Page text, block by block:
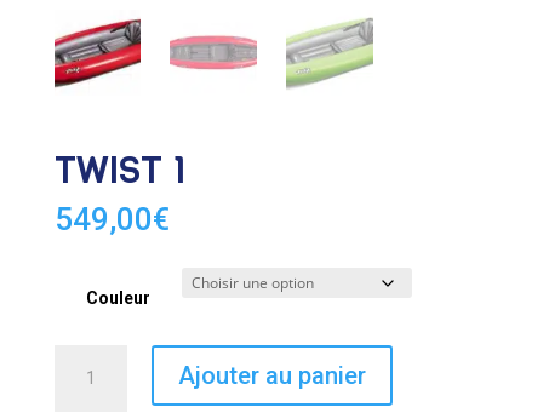
TWIST 1
549,00€
Couleur
Ajouter au panier